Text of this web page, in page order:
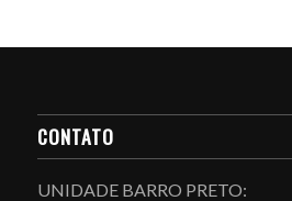
CONTATO
UNIDADE BARRO PRETO: